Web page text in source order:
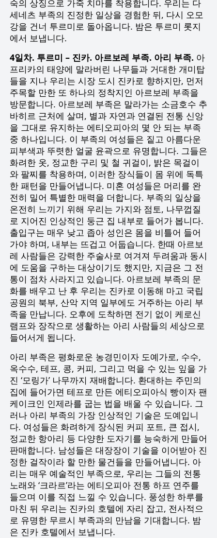
숙의 상징으로 가죽 치마를 착용합니다. 우리는 다
세네츠 부족의 진정한 일상을 경험한 뒤, 다시 오모
강을 건너 투르미로 돌아옵니다. 밤은 투르미 롯지
에서 보냅니다.
4일차. 투르미 – 진카. 아르보레 부족. 아리 부족. 아
프리카의 태양에 말라버린 나무들과 거대한 개미탑
들을 지나 우리는 시장 도시 진카로 향하지만, 먼저
주목할 만한 또 하나의 정착지인 아르보레 부족을
방문합니다. 아르보레 부족은 말라가는 소금호수 추
바히르 근처에 살며, 별과 자연과 연결된 전통 신앙
을 그대로 유지하는 에티오피아의 몇 안 되는 부족
중 하나입니다. 이 부족의 여성들은 짙고 아름다운
피부색과 뚜렷한 얼굴 윤곽으로 유명합니다. 그들은
화려한 옷, 정교한 구리 및 철 귀걸이, 밝은 목걸이
와 팔찌를 착용하며, 이러한 장식들이 몸 위에 독특
한 패턴을 만들어냅니다. 미혼 여성들은 머리를 완
전히 밀어 특별한 매력을 더합니다. 부족의 일상을
온전히 느끼기 위해 우리는 가지와 점토, 나무껍질
로 지어진 인상적인 둥근 집 내부로 들어가 봅니다.
출입구는 매우 낮고 좁아 성인은 몸을 비틀어 들어
가야 하며, 내부는 뜨겁고 어둡습니다. 한때 아르보
레 사람들은 강력한 주술사로 여겨져 두려움과 동시
에 도움을 구하는 대상이기도 했지만, 지금은 그 전
통이 점차 사라지고 있습니다. 아르보레 부족의 문
화를 배우고 난 후 우리는 진카로 이동해 마고 국립
공원의 북부, 산악 지역 일부에도 거주하는 아리 부
족을 만납니다. 오후에 도착하면 전기 없이 케로신
램프와 장작으로 생활하는 아리 사람들의 세상으로
들어서게 됩니다.
아리 부족은 평화로운 농경민이자 도예가로, 수수,
옥수수, 테프, 콩, 커피, 그리고 먹을 수 있는 잎을 가
진 ‘모링가’ 나무까지 재배합니다. 환대하는 주민의
집에 들어가면 테프로 만든 에티오피아식 빵이자 팬
케이크인 인제라를 굽는 법을 배울 수 있습니다. 그
러나 아리 부족의 가장 인상적인 기술은 도예입니
다. 여성들은 화려하게 장식된 커피 포트, 큰 접시,
정교한 항아리 등 다양한 도자기를 능숙하게 만들어
판매합니다. 남성들은 대장장이 기술을 이어받아 진
정한 걸작이라 할 만한 물건들을 만들어냅니다. 아
리는 매우 예술적인 부족으로, 우리는 그들의 전통
노래와 ‘크라르’라는 에티오피아 전통 하프 연주를
들으며 이를 직접 느낄 수 있습니다. 풍성한 하루를
마친 뒤 우리는 진카의 호텔에 자리 잡고, 전사적으
로 유명한 무르시 부족과의 만남을 기대합니다. 밤
은 진카 호텔에서 보냅니다.